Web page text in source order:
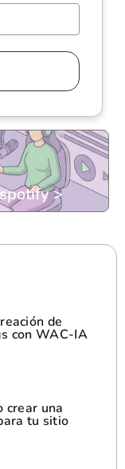
>
de
con WAC-IA
crear una
tu sitio